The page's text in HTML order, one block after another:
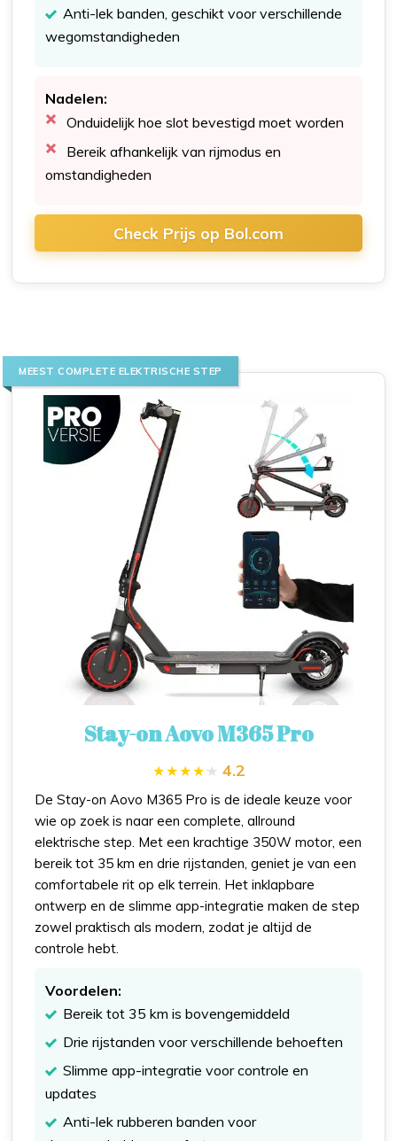
Anti-lek banden, geschikt voor verschillende
wegomstandigheden
Nadelen:
Onduidelijk hoe slot bevestigd moet worden
Bereik afhankelijk van rijmodus en
omstandigheden
Check Prijs op Bol.com
MEEST COMPLETE ELEKTRISCHE STEP
Stay-on Aovo M365 Pro
4.2
De Stay-on Aovo M365 Pro is de ideale keuze voor
wie op zoek is naar een complete, allround
elektrische step. Met een krachtige 350W motor, een
bereik tot 35 km en drie rijstanden, geniet je van een
comfortabele rit op elk terrein. Het inklapbare
ontwerp en de slimme app-integratie maken de step
zowel praktisch als modern, zodat je altijd de
controle hebt.
Voordelen:
Bereik tot 35 km is bovengemiddeld
Drie rijstanden voor verschillende behoeften
Slimme app-integratie voor controle en
updates
Anti-lek rubberen banden voor